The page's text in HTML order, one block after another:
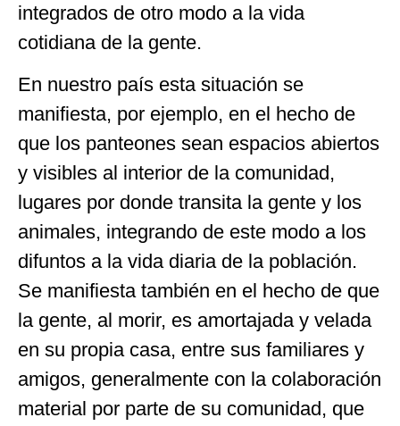
integrados de otro modo a la vida
cotidiana de la gente.
En nuestro país esta situación se
manifiesta, por ejemplo, en el hecho de
que los panteones sean espacios abiertos
y visibles al interior de la comunidad,
lugares por donde transita la gente y los
animales, integrando de este modo a los
difuntos a la vida diaria de la población.
Se manifiesta también en el hecho de que
la gente, al morir, es amortajada y velada
en su propia casa, entre sus familiares y
amigos, generalmente con la colaboración
material por parte de su comunidad, que